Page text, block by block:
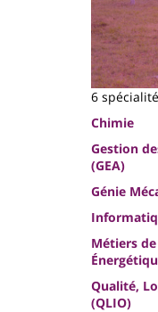
6
Chimie
Gestion
(GEA)
Génie
Métiers
Qualité,
(QLIO)